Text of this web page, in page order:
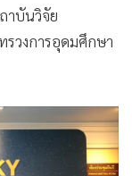
าบันวิจัย
รวงการอุดมศึกษา